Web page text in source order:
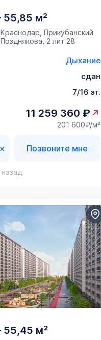
55,85 м²
Прикубанский
2 лит 28
Дыхание
сдан
7/16 эт.
11 259 360 ₽
201 600₽/м²
Позвоните мне
55,45 м²